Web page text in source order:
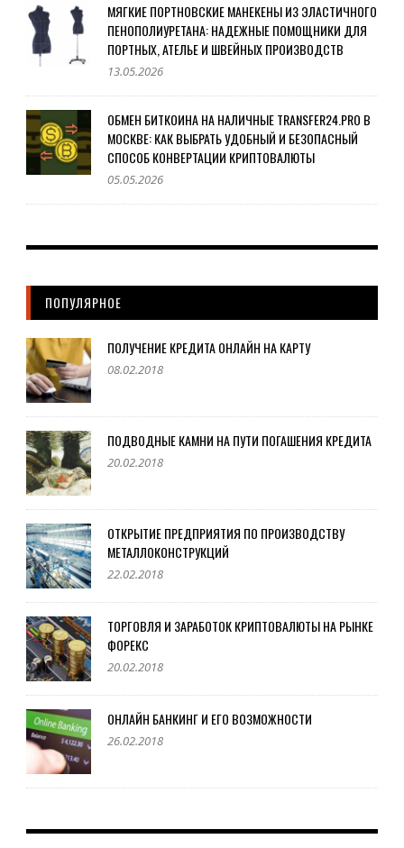
МЯГКИЕ ПОРТНОВСКИЕ МАНЕКЕНЫ ИЗ ЭЛАСТИЧНОГО
ПЕНОПОЛИУРЕТАНА: НАДЕЖНЫЕ ПОМОЩНИКИ ДЛЯ
ПОРТНЫХ, АТЕЛЬЕ И ШВЕЙНЫХ ПРОИЗВОДСТВ
13.05.2026
ОБМЕН БИТКОИНА НА НАЛИЧНЫЕ TRANSFER24.PRO В
МОСКВЕ: КАК ВЫБРАТЬ УДОБНЫЙ И БЕЗОПАСНЫЙ
СПОСОБ КОНВЕРТАЦИИ КРИПТОВАЛЮТЫ
05.05.2026
ПОПУЛЯРНОЕ
ПОЛУЧЕНИЕ КРЕДИТА ОНЛАЙН НА КАРТУ
08.02.2018
ПОДВОДНЫЕ КАМНИ НА ПУТИ ПОГАШЕНИЯ КРЕДИТА
20.02.2018
ОТКРЫТИЕ ПРЕДПРИЯТИЯ ПО ПРОИЗВОДСТВУ
МЕТАЛЛОКОНСТРУКЦИЙ
22.02.2018
ТОРГОВЛЯ И ЗАРАБОТОК КРИПТОВАЛЮТЫ НА РЫНКЕ
ФОРЕКС
20.02.2018
ОНЛАЙН БАНКИНГ И ЕГО ВОЗМОЖНОСТИ
26.02.2018